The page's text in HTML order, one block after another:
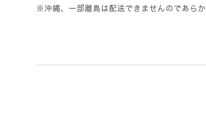
※沖縄、一部離島は配送できませんのであらか